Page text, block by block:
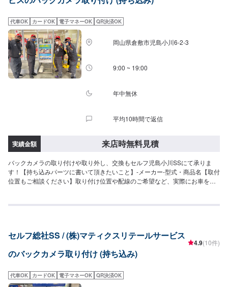
代車OK カードOK 電子マネーOK QR決済OK
岡山県倉敷市児島小川6-2-3
9:00 ~ 19:00
年中無休
平均10時間で返信
実績金額 来店時無料見積
バックカメラの取り付けや取り外し、交換もセルフ児島小川SSにて承りま
す！【持ち込みパーツに書いて頂きたいこと】-メーカー-型式・商品名【取付
位置もご相談ください】取り付け位置や配線のご希望など、実際にお車を確
を見てからお見積もりをさせて頂きます。
セルフ総社SS / (株)マティクスリテールサービス
のバックカメラ取り付け (持ち込み)
4.9(10件)
代車OK カードOK 電子マネーOK QR決済OK